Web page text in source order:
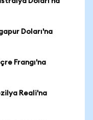
Doları'na
Frangı'na
Reali'na